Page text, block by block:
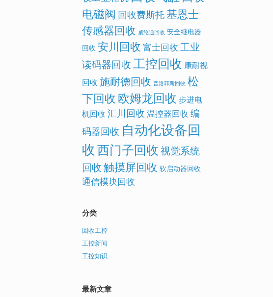
电磁阀 回收费斯托基恩士
传感器回收 威纶通回收 安全继电器
回收 安川回收 富士回收 工业
读码器回收工控回收 康耐视
回收 施耐德回收 普洛菲斯回收 松
下回收欧姆龙回收 步进电
机回收 汇川回收 温控器回收 编
码器回收 自动化设备回
收西门子回收视觉系统
回收触摸屏回收 软启动器回收
通信模块回收
分类
回收工控
工控新闻
工控知识
最新文章